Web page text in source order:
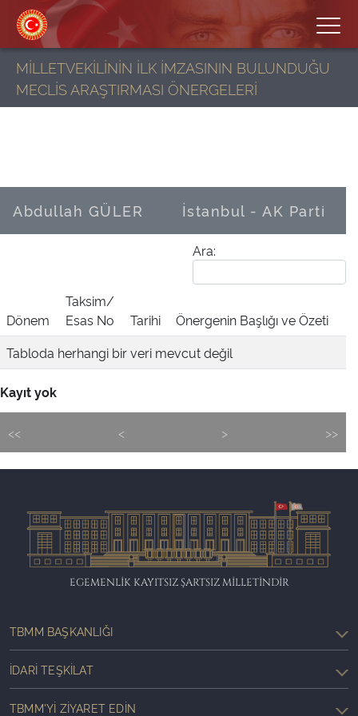
MİLLETVEKİLİNİN İLK İMZASININ BULUNDUĞU
MECLİS ARAŞTIRMASI ÖNERGELERİ
Abdullah GÜLER İstanbul - AK Parti
Ara:
Dönem
Taksim/
Esas No
Tarihi
Önergenin Başlığı ve Özeti
Tabloda herhangi bir veri mevcut değil
Kayıt yok
<< < > >>
EGEMENLİK KAYITSIZ ŞARTSIZ MİLLETİNDİR
TBMM BAŞKANLIĞI
İDARI TEŞKILAT
TBMM'YI ZIYARET EDIN